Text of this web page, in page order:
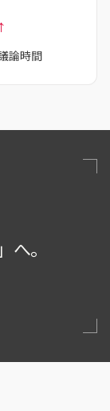
論時間
。